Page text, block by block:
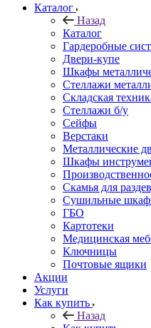
Каталог
Назад
Каталог
Гардеробные
Двери-купе
Шкафы
Стеллажи
Складская
Стеллажи б/у
Сейфы
Верстаки
Металлические
Шкафы
Скамья для
Сушильные
ГБО
Картотеки
Медицинская
Ключницы
Почтовые ящики
Акции
Услуги
Как купить
Назад